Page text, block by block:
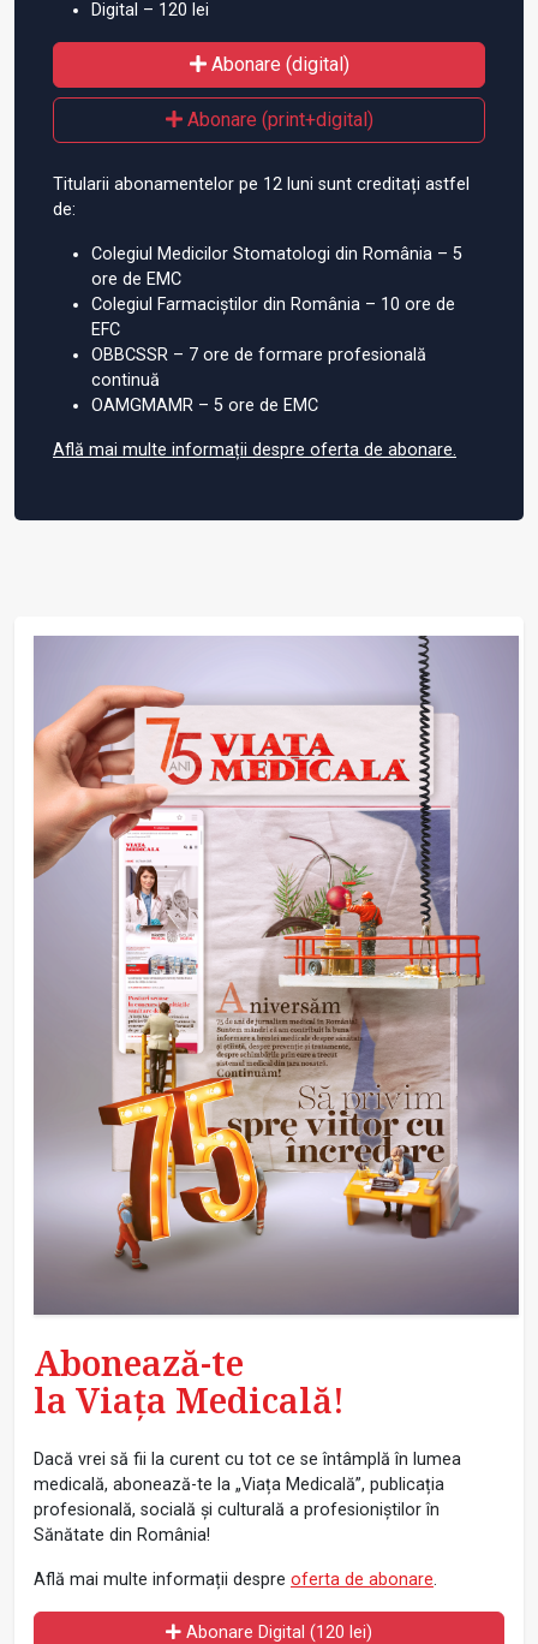
Digital – 120 lei
Abonare (digital)
Abonare (print+digital)
Titularii abonamentelor pe 12 luni sunt creditați astfel
de:
Colegiul Medicilor Stomatologi din România – 5
ore de EMC
Colegiul Farmaciștilor din România – 10 ore de
EFC
OBBCSSR – 7 ore de formare profesională
continuă
OAMGMAMR – 5 ore de EMC
Află mai multe informații despre oferta de abonare.
Abonează-te
la Viața Medicală!
Dacă vrei să fii la curent cu tot ce se întâmplă în lumea
medicală, abonează-te la „Viața Medicală”, publicația
profesională, socială și culturală a profesioniștilor în
Sănătate din România!
Află mai multe informații despre oferta de abonare.
Abonare Digital (120 lei)